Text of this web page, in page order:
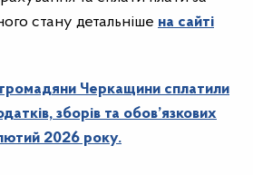
стану детальніше на сайті
громадяни Черкащини сплатили
зборів та обов’язкових
2026 року.